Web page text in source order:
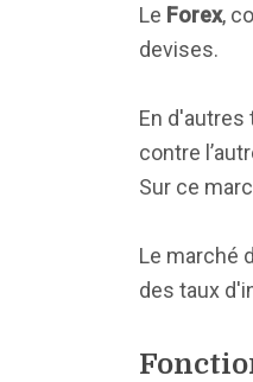
Le Forex,
devises.
En d'autres
contre
Sur ce
Le marché
des taux